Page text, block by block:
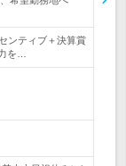
ンティブ＋決算賞
を…